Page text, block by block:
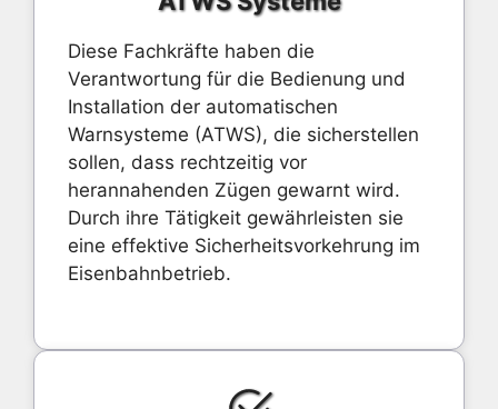
Diese Fachkräfte haben die
Verantwortung für die Bedienung und
Installation der automatischen
Warnsysteme (ATWS), die sicherstellen
sollen, dass rechtzeitig vor
herannahenden Zügen gewarnt wird.
Durch ihre Tätigkeit gewährleisten sie
eine effektive Sicherheitsvorkehrung im
Eisenbahnbetrieb.